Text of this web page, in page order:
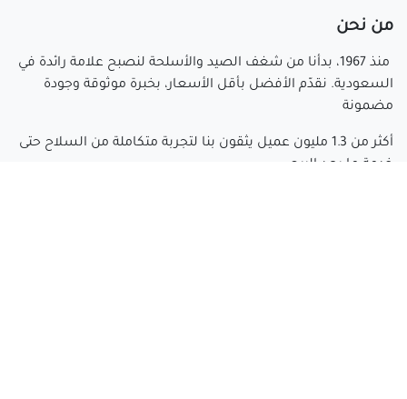
م​ن نحن
منذ 1967، بدأنا من شغف الصيد والأسلحة لنصبح علامة رائدة في
السعودية. نقدّم الأفضل بأقل الأسعار، بخبرة موثوقة وجودة
مضمونة
أكثر من 1.3 مليون عميل يثقون بنا لتجربة متكاملة من السلاح حتى
خدمة ما بعد البيع.